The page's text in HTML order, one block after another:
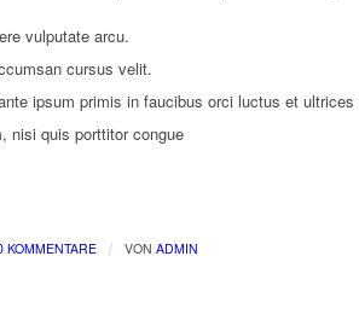
vulputate arcu.
cursus velit.
ipsum primis in faucibus orci luctus et ultrices
nisi quis porttitor congue
KOMMENTARE / VON ADMIN